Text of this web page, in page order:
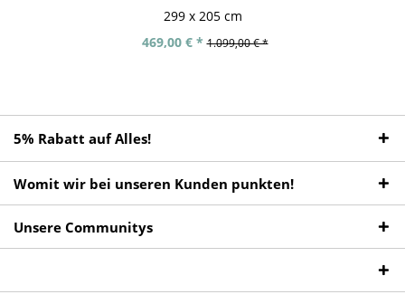
299 x 205 cm
469,00 € * 1.099,00 € *
5% Rabatt auf Alles!
Womit wir bei unseren Kunden punkten!
Unsere Communitys